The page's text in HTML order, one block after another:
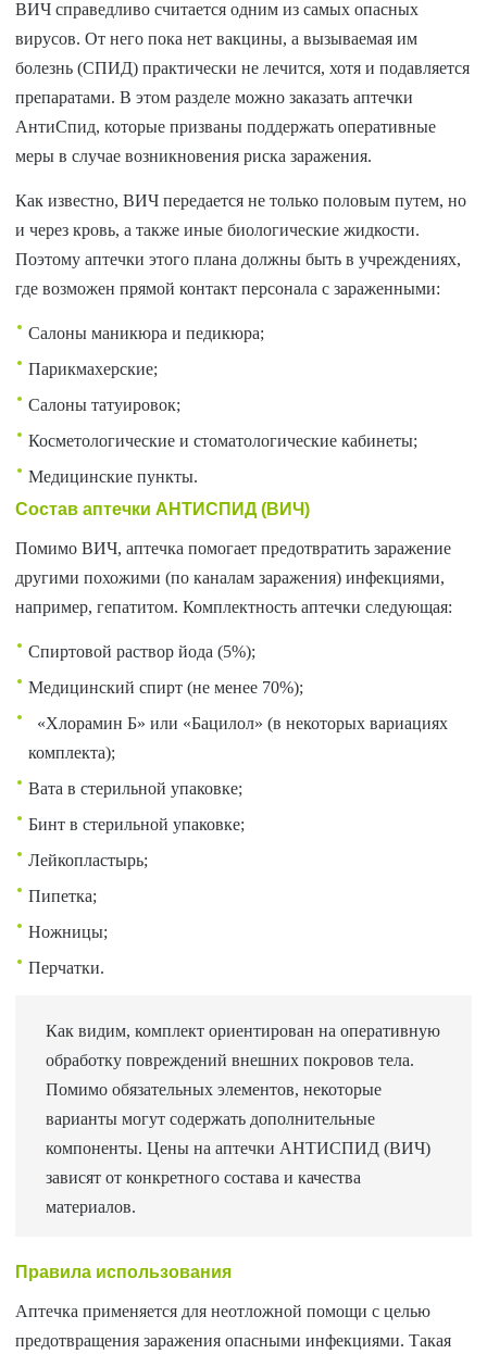
ВИЧ справедливо считается одним из самых опасных
вирусов. От него пока нет вакцины, а вызываемая им
болезнь (СПИД) практически не лечится, хотя и подавляется
препаратами. В этом разделе можно заказать аптечки
АнтиСпид, которые призваны поддержать оперативные
меры в случае возникновения риска заражения.
Как известно, ВИЧ передается не только половым путем, но
и через кровь, а также иные биологические жидкости.
Поэтому аптечки этого плана должны быть в учреждениях,
где возможен прямой контакт персонала с зараженными:
Салоны маникюра и педикюра;
Парикмахерские;
Салоны татуировок;
Косметологические и стоматологические кабинеты;
Медицинские пункты.
Состав аптечки АНТИСПИД (ВИЧ)
Помимо ВИЧ, аптечка помогает предотвратить заражение
другими похожими (по каналам заражения) инфекциями,
например, гепатитом. Комплектность аптечки следующая:
Спиртовой раствор йода (5%);
Медицинский спирт (не менее 70%);
«Хлорамин Б» или «Бацилол» (в некоторых вариациях
комплекта);
Вата в стерильной упаковке;
Бинт в стерильной упаковке;
Лейкопластырь;
Пипетка;
Ножницы;
Перчатки.
Как видим, комплект ориентирован на оперативную
обработку повреждений внешних покровов тела.
Помимо обязательных элементов, некоторые
варианты могут содержать дополнительные
компоненты. Цены на аптечки АНТИСПИД (ВИЧ)
зависят от конкретного состава и качества
материалов.
Правила использования
Аптечка применяется для неотложной помощи с целью
предотвращения заражения опасными инфекциями. Такая